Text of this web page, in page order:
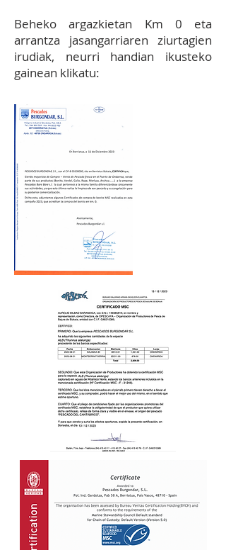
Beheko argazkietan Km 0 eta
arrantza jasangarriaren ziurtagien
irudiak, neurri handian ikusteko
gainean klikatu: